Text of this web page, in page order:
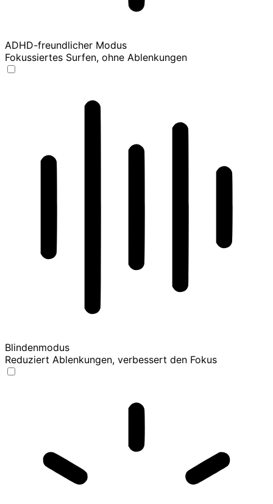
ADHD-freundlicher Modus
Fokussiertes Surfen, ohne Ablenkungen
Blindenmodus
Reduziert Ablenkungen, verbessert den Fokus